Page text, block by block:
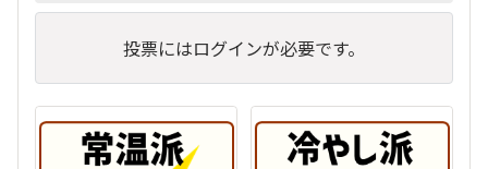
投票にはログインが必要です。